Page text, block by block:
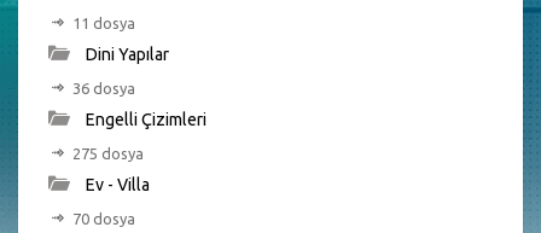
11 dosya
Dini Yapılar
36 dosya
Engelli Çizimleri
275 dosya
Ev - Villa
70 dosya